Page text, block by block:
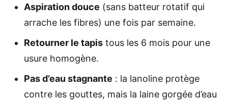
Aspiration douce (sans batteur rotatif qui
arrache les fibres) une fois par semaine.
Retourner le tapis tous les 6 mois pour une
usure homogène.
Pas d’eau stagnante : la lanoline protège
contre les gouttes, mais la laine gorgée d’eau